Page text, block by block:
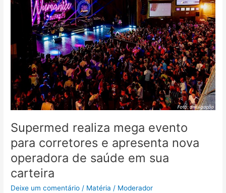
Supermed realiza mega evento
para corretores e apresenta nova
operadora de saúde em sua
carteira
Deixe um comentário / Matéria / Moderador
evento
corretores
e
apresenta
operadora
de
saúde
em
sua
carteira